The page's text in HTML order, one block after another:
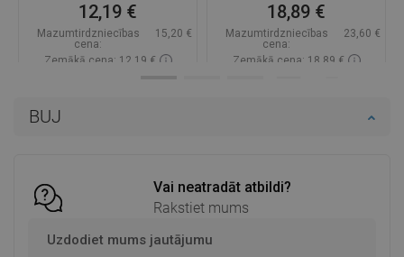
BUJ
Vai neatradāt atbildi?
Rakstiet mums
Uzdodiet mums jautājumu
12,19 €
Mazumtirdzniecības
cena:
15,20 €
Zemākā cena: 12,19 €
18,89 €
Mazumtirdzniecības
cena:
23,60 €
Zemākā cena: 18,89 €